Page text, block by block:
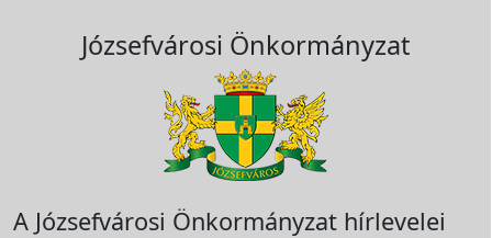
Józsefvárosi Önkormányzat
A Józsefvárosi Önkormányzat hírlevelei